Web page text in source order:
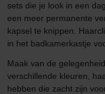
sets die je look in een
een meer permanente
kapsel te knippen.
in het badkamerkastje
Maak van de
verschillende kleuren,
hebben die zacht zijn